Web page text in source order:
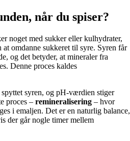
når du spiser?
noget med sukker eller kulhydrater,
omdanne sukkeret til syre. Syren får
og det betyder, at mineraler fra
Denne proces kaldes
syren, og pH-værdien stiger
proces – remineralisering – hvor
i emaljen. Det er en naturlig balance,
der går nogle timer mellem